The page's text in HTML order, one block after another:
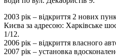
2003 рік – відкриття 2 нових
Києва за адресою: Харківське
1/12.
2006 рік – відкриття власного
2007 рік – установка